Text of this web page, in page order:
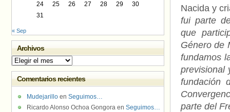
Nacida y
fui parte
que
Género de
fundamos
previsional
fundación
parte del
24
25 26 27 28 29
30
31
« Sep
Archivos
Archivos
Comentarios recientes
Mudejarillo en Seguimos…
Ricardo Alonso Ochoa Gongora en Seguimos…